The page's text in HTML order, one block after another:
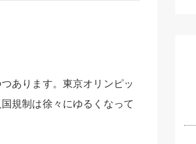
あります。東京オリンピッ
規制は徐々にゆるくなって